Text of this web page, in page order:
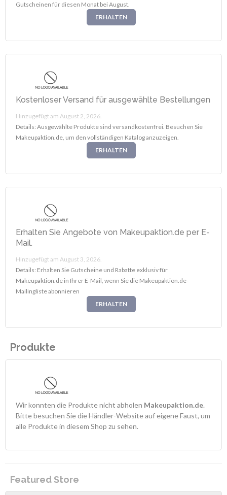
Gutscheinen für diesen Monat bei August.
ERHALTEN
Kostenloser Versand für ausgewählte Bestellungen
Hinzugefügt am August 2, 2026.
Details: Ausgewählte Produkte sind versandkostenfrei. Besuchen Sie
Makeupaktion.de, um den vollständigen Katalog anzuzeigen.
ERHALTEN
Erhalten Sie Angebote von Makeupaktion.de per E-
Mail.
Hinzugefügt am August 3, 2026.
Details: Erhalten Sie Gutscheine und Rabatte exklusiv für
Makeupaktion.de in Ihrer E-Mail, wenn Sie die Makeupaktion.de-
Mailingliste abonnieren
ERHALTEN
Produkte
Wir konnten die Produkte nicht abholen Makeupaktion.de.
Bitte besuchen Sie die Händler-Website auf eigene Faust, um
alle Produkte in diesem Shop zu sehen.
Featured Store